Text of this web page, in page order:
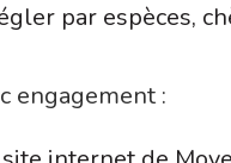
par espèces,
engagement :